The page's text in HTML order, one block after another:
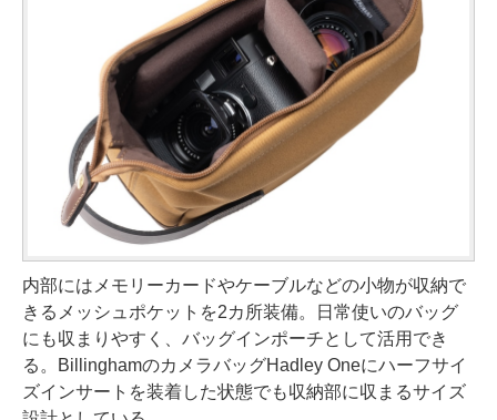
内部にはメモリーカードやケーブルなどの小物が収納で
きるメッシュポケットを2カ所装備。日常使いのバッグ
にも収まりやすく、バッグインポーチとして活用でき
る。BillinghamのカメラバッグHadley Oneにハーフサイ
ズインサートを装着した状態でも収納部に収まるサイズ